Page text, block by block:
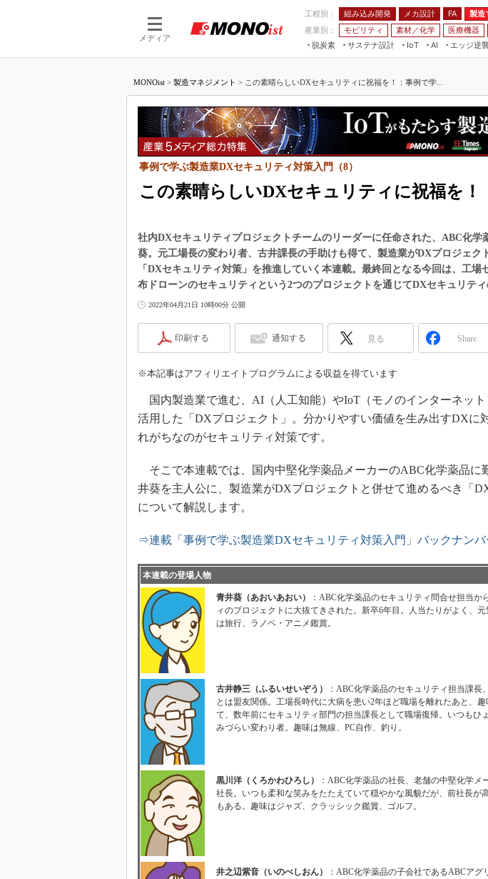
メディア
工程別： 組み込み開発 メカ設計 FA 製造
産業別：
モビリティ 素材／化学 医療機器
脱炭素
サステナ設計
IoT
つながる工場
つながるサービス
AI
AI×設備保全
Physical AI
エッジ逆
JIMTOF
組込み/エッジ コンピューテ
展＆IoT/5Gソリューション
IIFES
国際ロボット展
ジャパンモビリティショー
TECHNO-FRONTIER
スマート工場EXPO
EdgeTech+
日本ものづくりワールド
産業オープンネット展
つながるクルマ
5G
VR／AR
フィールドサービ
組み込み画像技術
Windows
車載ソフト開発
ISO26262
3Dプリンタ
デジタルツインと
イノベーション
グローバル設計・
制御セキュリティ
製造マネ
FA
モビリティ
MONOist > 製造マネジメント > この素晴らしいDXセキュリティに祝福を！：事例で学...
この素晴らしいDXセキュリティに祝福を！
事例で学ぶ製造業DXセキュリティ対策入門（8）
社内DXセキュリティプロジェクトチームのリーダーに任命された、ABC化学
葵。元工場長の変わり者、古井課長の手助けも得て、製造業がDXプロジェク
「DXセキュリティ対策」を推進していく本連載。最終回となる今回は、工場
布ドローンのセキュリティという2つのプロジェクトを通じてDXセキュリティ
2022年04月21日 10時00分 公開
印刷する 通知する 見る Share
※本記事はアフィリエイトプログラムによる収益を得ています
国内製造業で進む、AI（人工知能）やIoT（モノのインターネッ
活用した「DXプロジェクト」。分かりやすい価値を生み出すDXに
れがちなのがセキュリティ対策です。
そこで本連載では、国内中堅化学薬品メーカーのABC化学薬品に
井葵を主人公に、製造業がDXプロジェクトと併せて進めるべき「
について解説します。
⇒連載「事例で学ぶ製造業DXセキュリティ対策入門」バックナンバ
本連載の登場人物
青井葵（あおいあおい）
：ABC化学薬品のセキュリティ問合せ担当か
ィのプロジェクトに大抜てきされた。新卒6年目。人当たりがよく、
は旅行、ラノベ・アニメ鑑賞。
古井静三（ふるいせいぞう）
：ABC化学薬品のセキュリティ担当課長
とは盟友関係。工場長時代に大病を患い2年ほど職場を離れたあと、趣
て、数年前にセキュリティ部門の担当課長として職場復帰。いつもひ
みづらい変わり者。趣味は無線、PC自作、釣り。
黒川洋（くろかわひろし）
：ABC化学薬品の社長、老舗の中堅化学メ
社長。いつも柔和な笑みをたたえていて穏やかな風貌だが、前社長が
もある。趣味はジャズ、クラッシック鑑賞、ゴルフ。
井之辺紫音（いのべしおん）
：ABC化学薬品の子会社であるABCアグ